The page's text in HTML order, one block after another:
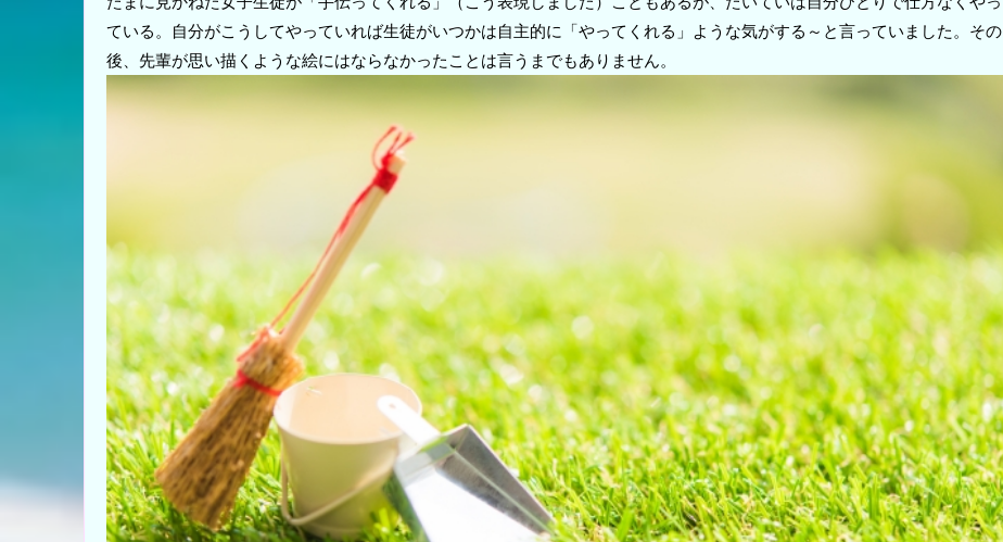
ている。自分がこうしてやっていれば生徒がいつかは自主的に「やってくれる」ような気がする～と言っていました。その
後、先輩が思い描くような絵にはならなかったことは言うまでもありません。